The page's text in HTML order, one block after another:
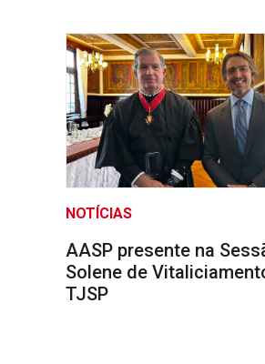
NOTÍCIAS
AASP presente na
Solene de
TJSP